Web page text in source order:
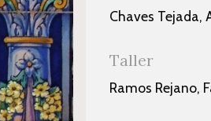
Chaves Tejada,
Taller
Ramos Rejano,